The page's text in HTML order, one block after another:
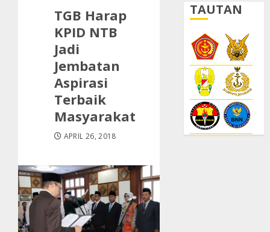
TGB Harap
KPID NTB
Jadi
Jembatan
Aspirasi
Terbaik
Masyarakat
APRIL 26, 2018
TAUTAN